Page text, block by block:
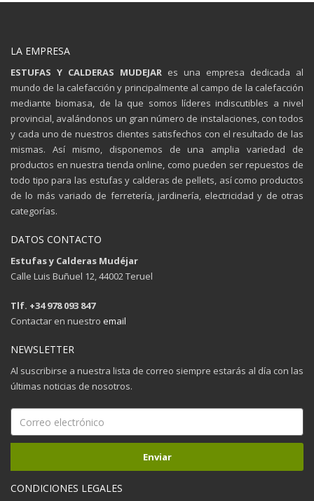
LA EMPRESA
ESTUFAS Y CALDERAS MUDEJAR es una empresa dedicada al
mundo de la calefacción y principalmente al campo de la calefacción
mediante biomasa, de la que somos líderes indiscutibles a nivel
provincial, avalándonos un gran número de instalaciones, con todos
y cada uno de nuestros clientes satisfechos con el resultado de las
mismas. Así mismo, disponemos de una amplia variedad de
productos en nuestra tienda online, como pueden ser repuestos de
todo tipo para las estufas y calderas de pellets, así como productos
de lo más variado de ferretería, jardinería, electricidad y de otras
categorías.
DATOS CONTACTO
Estufas y Calderas Mudéjar
Calle Luis Buñuel 12, 44002 Teruel
Tlf. +34 978 093 847
Contactar en nuestro email
NEWSLETTER
Al suscribirse a nuestra lista de correo siempre estarás al día con las
últimas noticias de nosotros.
CONDICIONES LEGALES